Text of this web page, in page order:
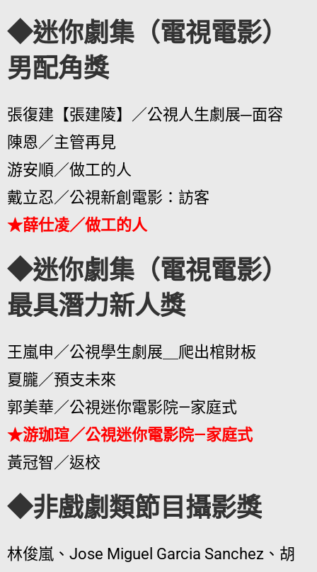
◆迷你劇集（電視電影）
男配角獎
張復建【張建陵】／公視人生劇展─面容
陳恩／主管再見
游安順／做工的人
戴立忍／公視新創電影：訪客
★薛仕凌／做工的人
◆迷你劇集（電視電影）
最具潛力新人獎
王嵐申／公視學生劇展＿爬出棺財板
夏朧／預支未來
郭美華／公視迷你電影院—家庭式
★游珈瑄／公視迷你電影院—家庭式
黃冠智／返校
◆非戲劇類節目攝影獎
林俊嵐、Jose Miguel Garcia Sanchez、胡